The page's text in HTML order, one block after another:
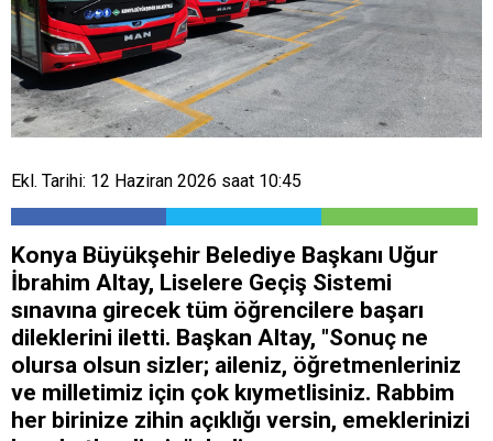
Ekl. Tarihi: 12 Haziran 2026 saat 10:45
Konya Büyükşehir Belediye Başkanı Uğur
İbrahim Altay, Liselere Geçiş Sistemi
sınavına girecek tüm öğrencilere başarı
dileklerini iletti. Başkan Altay, "Sonuç ne
olursa olsun sizler; aileniz, öğretmenleriniz
ve milletimiz için çok kıymetlisiniz. Rabbim
her birinize zihin açıklığı versin, emeklerinizi